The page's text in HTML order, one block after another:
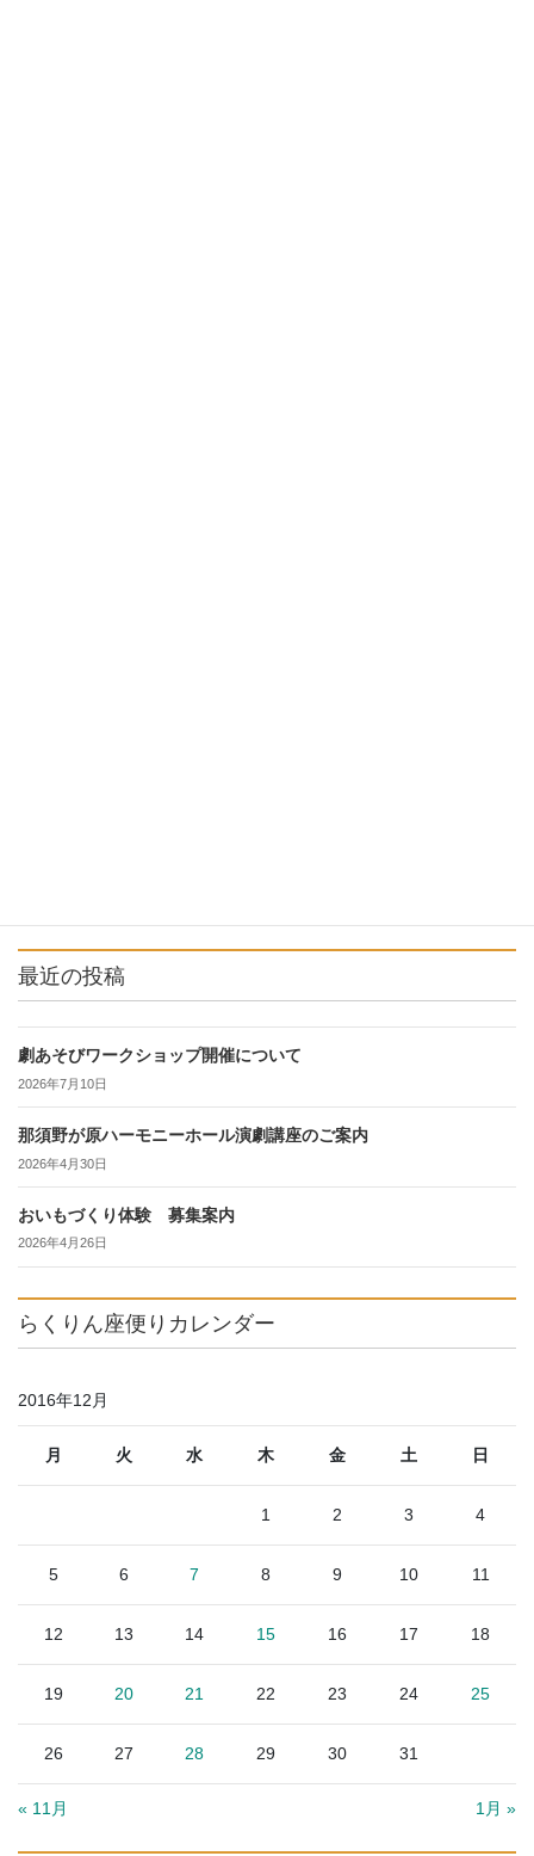
最近の投稿
劇あそびワークショップ開催について
2026年7月10日
那須野が原ハーモニーホール演劇講座のご案内
2026年4月30日
おいもづくり体験 募集案内
2026年4月26日
らくりん座便りカレンダー
2016年12月
月 火 水 木 金 土 日
1 2 3 4
5 6 7 8 9 10 11
12 13 14 15 16 17 18
19 20 21 22 23 24 25
26 27 28 29 30 31
« 11月 1月 »